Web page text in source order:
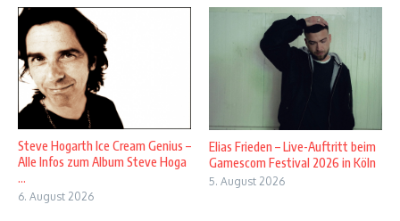
Steve Hogarth Ice Cream Genius –
Alle Infos zum Album Steve Hoga
...
6. August 2026
Elias Frieden – Live-Auftritt beim
Gamescom Festival 2026 in Köln
5. August 2026